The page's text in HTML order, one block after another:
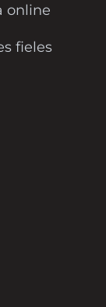
online
fieles